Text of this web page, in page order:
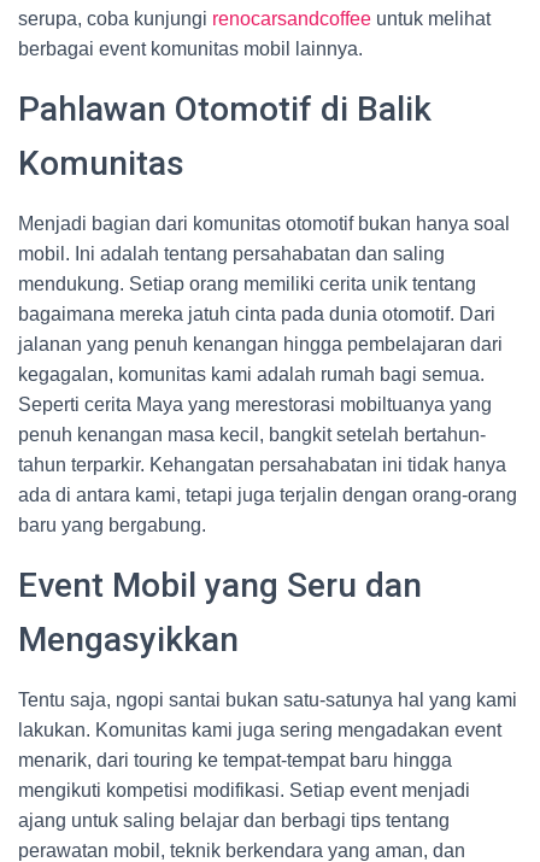
serupa, coba kunjungi renocarsandcoffee untuk melihat
berbagai event komunitas mobil lainnya.
Pahlawan Otomotif di Balik
Komunitas
Menjadi bagian dari komunitas otomotif bukan hanya soal
mobil. Ini adalah tentang persahabatan dan saling
mendukung. Setiap orang memiliki cerita unik tentang
bagaimana mereka jatuh cinta pada dunia otomotif. Dari
jalanan yang penuh kenangan hingga pembelajaran dari
kegagalan, komunitas kami adalah rumah bagi semua.
Seperti cerita Maya yang merestorasi mobiltuanya yang
penuh kenangan masa kecil, bangkit setelah bertahun-
tahun terparkir. Kehangatan persahabatan ini tidak hanya
ada di antara kami, tetapi juga terjalin dengan orang-orang
baru yang bergabung.
Event Mobil yang Seru dan
Mengasyikkan
Tentu saja, ngopi santai bukan satu-satunya hal yang kami
lakukan. Komunitas kami juga sering mengadakan event
menarik, dari touring ke tempat-tempat baru hingga
mengikuti kompetisi modifikasi. Setiap event menjadi
ajang untuk saling belajar dan berbagi tips tentang
perawatan mobil, teknik berkendara yang aman, dan